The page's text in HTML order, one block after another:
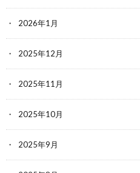
2026年1月
2025年12月
2025年11月
2025年10月
2025年9月